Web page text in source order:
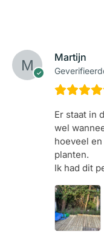
Martijn
Er staat in
wel
hoeveel
planten.
Ik had dit